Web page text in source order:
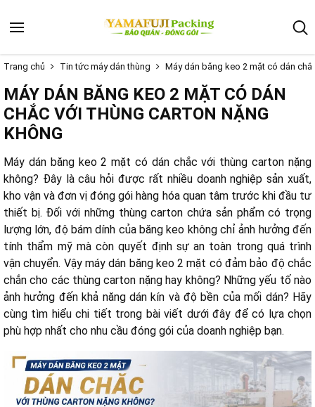
Trang chủ Tin tức máy dán thùng Máy dán băng keo 2 mặt có dán
MÁY DÁN BĂNG KEO 2 MẶT CÓ DÁN
CHẮC VỚI THÙNG CARTON NẶNG
KHÔNG
Máy dán băng keo 2 mặt có dán chắc với thùng carton nặng
không? Đây là câu hỏi được rất nhiều doanh nghiệp sản xuất,
kho vận và đơn vị đóng gói hàng hóa quan tâm trước khi đầu tư
thiết bị. Đối với những thùng carton chứa sản phẩm có trọng
lượng lớn, độ bám dính của băng keo không chỉ ảnh hưởng đến
tính thẩm mỹ mà còn quyết định sự an toàn trong quá trình
vận chuyển. Vậy máy dán băng keo 2 mặt có đảm bảo độ chắc
chắn cho các thùng carton nặng hay không? Những yếu tố nào
ảnh hưởng đến khả năng dán kín và độ bền của mối dán? Hãy
cùng tìm hiểu chi tiết trong bài viết dưới đây để có lựa chọn
phù hợp nhất cho nhu cầu đóng gói của doanh nghiệp bạn.